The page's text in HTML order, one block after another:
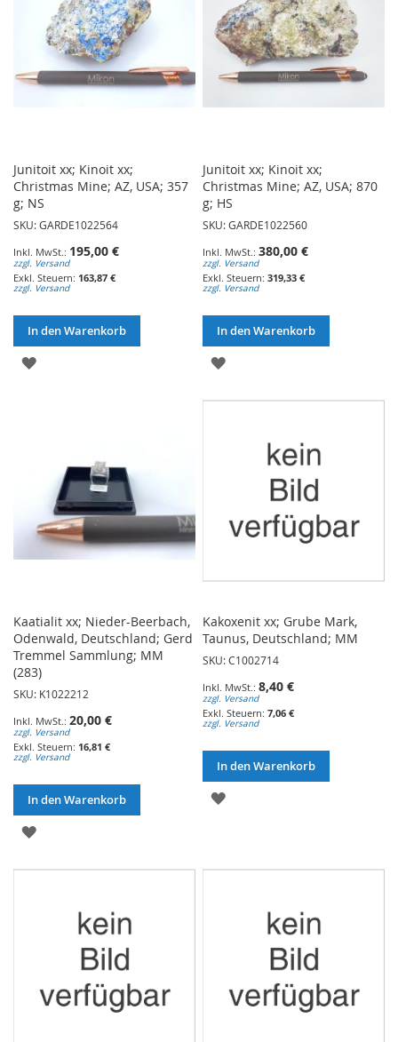
Junitoit xx; Kinoit xx;
Christmas Mine; AZ, USA; 357
g; NS
SKU: GARDE1022564
195,00 €
zzgl. Versand
163,87 €
zzgl. Versand
In den Warenkorb
ZUR
Junitoit xx; Kinoit xx;
Christmas Mine; AZ, USA; 870
g; HS
SKU: GARDE1022560
380,00 €
zzgl. Versand
319,33 €
zzgl. Versand
In den Warenkorb
ZUR
Kaatialit xx; Nieder-Beerbach,
Odenwald, Deutschland; Gerd
Tremmel Sammlung; MM
(283)
SKU: K1022212
20,00 €
zzgl. Versand
16,81 €
zzgl. Versand
In den Warenkorb
ZUR
Kakoxenit xx; Grube Mark,
Taunus, Deutschland; MM
SKU: C1002714
8,40 €
zzgl. Versand
7,06 €
zzgl. Versand
In den Warenkorb
ZUR